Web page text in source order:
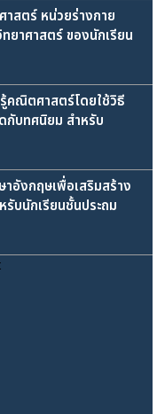
สตร์ หน่วยร่างกาย
ยาศาสตร์ ของนักเรียน
คณิตศาสตร์โดยใช้วิธี
กับทศนิยม สำหรับ
อังกฤษเพื่อเสริมสร้าง
รับนักเรียนชั้นประถม